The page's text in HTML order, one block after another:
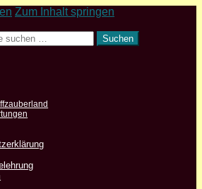
Zum Inhalt springen
Suchen